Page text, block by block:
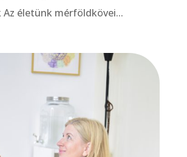
Az életünk mérföldkövei...